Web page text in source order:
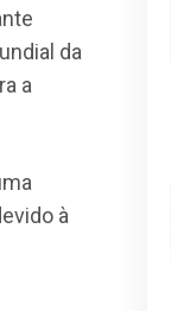
da
a
à